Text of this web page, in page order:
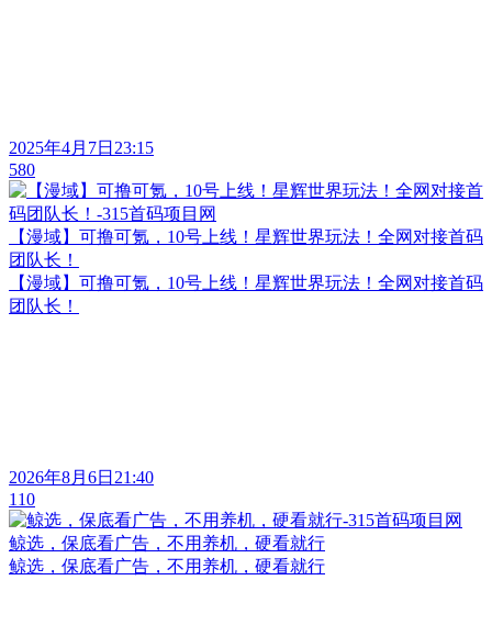
2025年4月7日23:15
580
【漫域】可撸可氪，10号上线！星辉世界玩法！全网对接首码
团队长！
【漫域】可撸可氪，10号上线！星辉世界玩法！全网对接首码
团队长！
2026年8月6日21:40
110
鲸选，保底看广告，不用养机，硬看就行
鲸选，保底看广告，不用养机，硬看就行